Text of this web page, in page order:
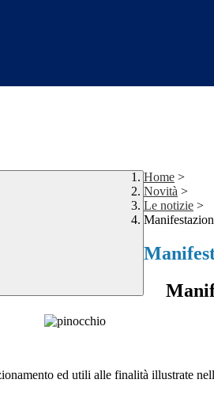
Home >
Novità >
Le notizie >
ed utili alle finalità illustrate